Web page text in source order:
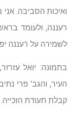
ואיכות הסביבה.
רעננה, ולעומד
לשמירה על רעננה
בתמונה: יואל
העיר, והגב' פרי
קבלת תעודת הזכייה.